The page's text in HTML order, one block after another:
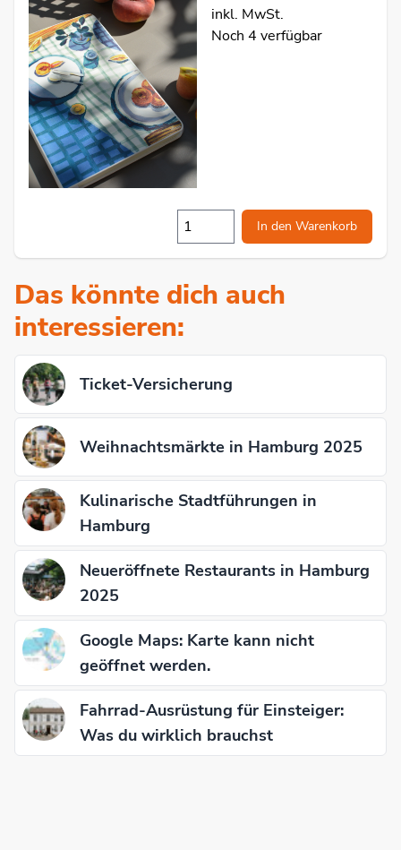
inkl. MwSt.
Noch 4 verfügbar
In den Warenkorb
Das könnte dich auch
interessieren:
Ticket-Versicherung
Weihnachtsmärkte in Hamburg 2025
Kulinarische Stadtführungen in
Hamburg
Neueröffnete Restaurants in Hamburg
2025
Google Maps: Karte kann nicht
geöffnet werden.
Fahrrad-Ausrüstung für Einsteiger:
Was du wirklich brauchst